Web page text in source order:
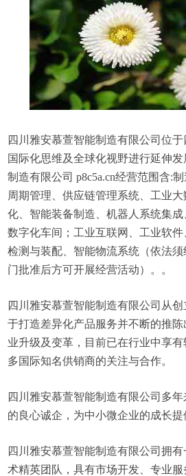
四川雅安慕萱智能制造有限公司位
国际化思维及全球化视野进行延伸
制造有限公司 p8c5a.cn经营范围含:
周期管理、供应链管理系统、工业
化、智能装备制造、机器人系统集成
数字化车间；工业互联网、工业软
检测与装配、智能物流系统（依法
门批准后方可开展经营活动）。。
四川雅安慕萱智能制造有限公司从
于打造差异化产品服务并不断的推
业升级及变革，目前已在行业中享
多国际知名供销商的关注与合作。
四川雅安慕萱智能制造有限公司多
的良心诚企，为中小微企业的成长提
四川雅安慕萱智能制造有限公司拥
术精英团队，具有市场开发、专业服